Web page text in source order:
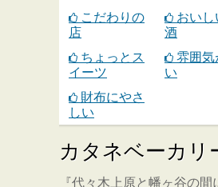
こだわりの
店
おいし
酒
ちょっとス
イーツ
雰囲気
い
財布にやさ
しい
カタネベーカリ
『代々木上原と幡ヶ谷の間